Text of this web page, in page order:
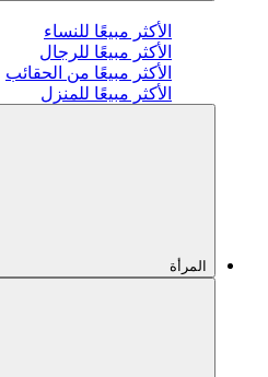
الأكثر مبيعًا للنساء
الأكثر مبيعًا للرجال
الأكثر مبيعًا من الحقائب
الأكثر مبيعًا للمنزل
المرأة